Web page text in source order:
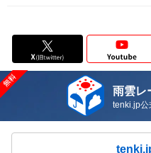
雨雲レ
tenki.jp